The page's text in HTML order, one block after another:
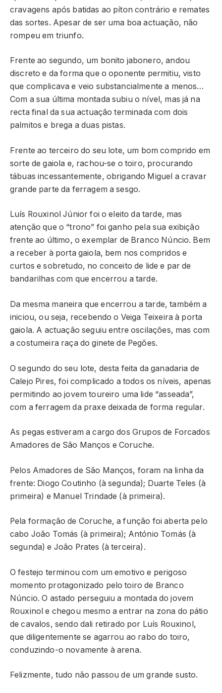
cravagens após batidas ao píton contrário e remates
das sortes. Apesar de ser uma boa actuação, não
rompeu em triunfo.
Frente ao segundo, um bonito jabonero, andou
discreto e da forma que o oponente permitiu, visto
que complicava e veio substancialmente a menos…
Com a sua última montada subiu o nível, mas já na
recta final da sua actuação terminada com dois
palmitos e brega a duas pistas.
Frente ao terceiro do seu lote, um bom comprido em
sorte de gaiola e, rachou-se o toiro, procurando
tábuas incessantemente, obrigando Miguel a cravar
grande parte da ferragem a sesgo.
Luís Rouxinol Júnior foi o eleito da tarde, mas
atenção que o “trono” foi ganho pela sua exibição
frente ao último, o exemplar de Branco Núncio. Bem
a receber à porta gaiola, bem nos compridos e
curtos e sobretudo, no conceito de lide e par de
bandarilhas com que encerrou a tarde.
Da mesma maneira que encerrou a tarde, também a
iniciou, ou seja, recebendo o Veiga Teixeira à porta
gaiola. A actuação seguiu entre oscilações, mas com
a costumeira raça do ginete de Pegões.
O segundo do seu lote, desta feita da ganadaria de
Calejo Pires, foi complicado a todos os níveis, apenas
permitindo ao jovem toureiro uma lide “asseada”,
com a ferragem da praxe deixada de forma regular.
As pegas estiveram a cargo dos Grupos de Forcados
Amadores de São Manços e Coruche.
Pelos Amadores de São Manços, foram na linha da
frente: Diogo Coutinho (à segunda); Duarte Teles (à
primeira) e Manuel Trindade (à primeira).
Pela formação de Coruche, a função foi aberta pelo
cabo João Tomás (à primeira); António Tomás (à
segunda) e João Prates (à terceira).
O festejo terminou com um emotivo e perigoso
momento protagonizado pelo toiro de Branco
Núncio. O astado perseguiu a montada do jovem
Rouxinol e chegou mesmo a entrar na zona do pátio
de cavalos, sendo dali retirado por Luís Rouxinol,
que diligentemente se agarrou ao rabo do toiro,
conduzindo-o novamente à arena.
Felizmente, tudo não passou de um grande susto.